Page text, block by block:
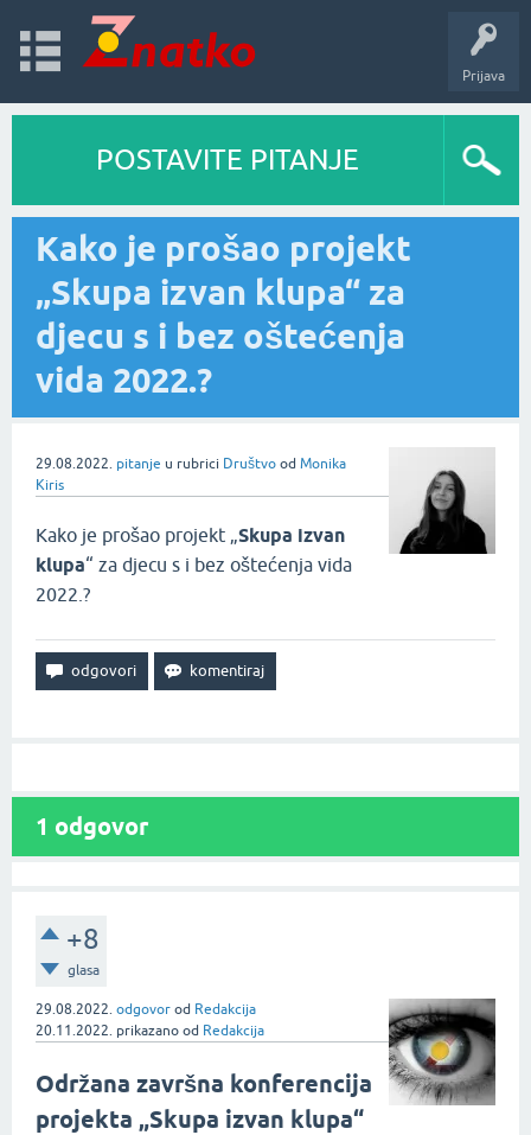
Prijava
POSTAVITE PITANJE
Kako je prošao projekt
„Skupa izvan klupa“ za
djecu s i bez oštećenja
vida 2022.?
29.08.2022. pitanje u rubrici Društvo od Monika
Kiris
Kako je prošao projekt „Skupa izvan
klupa“ za djecu s i bez oštećenja vida
2022.?
1 odgovor
+8
glasa
29.08.2022. odgovor od Redakcija
20.11.2022. prikazano od Redakcija
Održana završna konferencija
projekta „Skupa izvan klupa“